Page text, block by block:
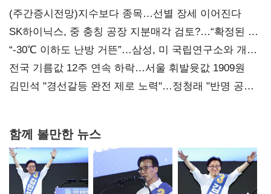
(주간증시전망)지수보다 종목…선별 장세 이어진다
SK하이닉스, 중 충칭 공장 지분매각 검토?…“확정된 바
없어”
“-30℃ 이하도 난방 거뜬”…삼성, 미 국립연구소와 개발
협력
전국 기름값 12주 연속 하락…서울 휘발윳값 1909원
김민석 "경선갈등 완전 제로 노력"…정청래 "반명 공세
함께 볼만한 뉴스